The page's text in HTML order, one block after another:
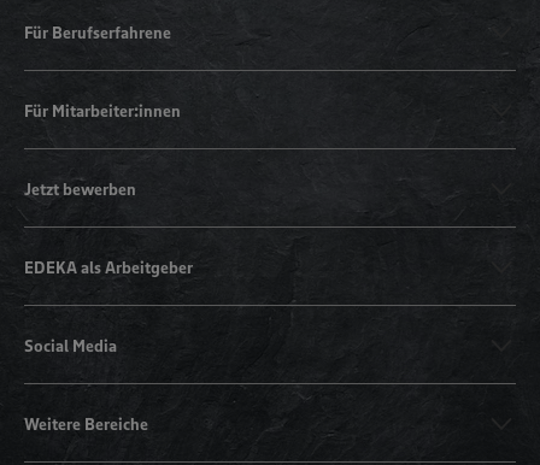
Für Berufserfahrene
Für Mitarbeiter:innen
Jetzt bewerben
EDEKA als Arbeitgeber
Social Media
Weitere Bereiche